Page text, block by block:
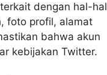
dengan hal-hal
foto profil, alamat
bahwa akun
kebijakan Twitter.